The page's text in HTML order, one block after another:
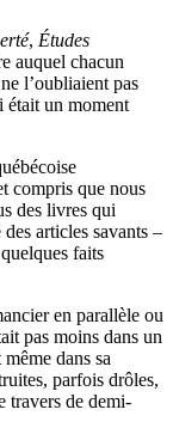
, Études
auquel chacun
l’oubliaient pas
était un moment
compris que nous
des livres qui
articles savants –
faits
en parallèle ou
pas moins dans un
dans sa
parfois drôles,
travers de demi-